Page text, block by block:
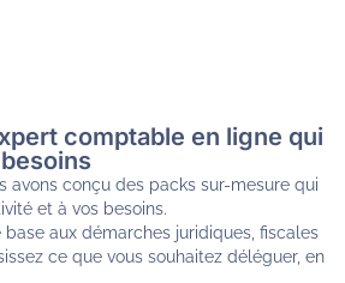
comptable en ligne qui
avons conçu des packs sur-mesure qui
et à vos besoins.
aux démarches juridiques, fiscales
ce que vous souhaitez déléguer, en